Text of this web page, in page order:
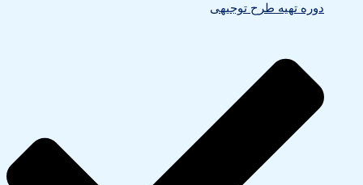
دوره تهیه طرح توجیهی